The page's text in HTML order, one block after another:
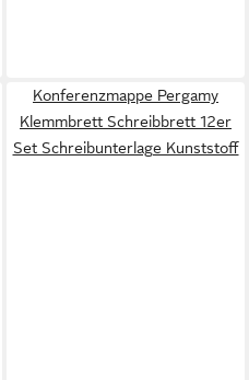
Konferenzmappe Pergamy
Klemmbrett Schreibbrett 12er
Set Schreibunterlage Kunststoff